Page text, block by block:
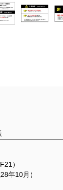
）
年10月）